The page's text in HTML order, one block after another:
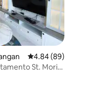
evaluaciones
Calificación
4.84 (89)
St. Moritz